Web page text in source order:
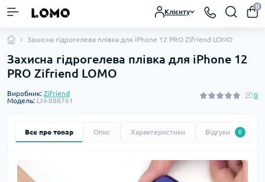
Клієнту
0
Захисна гідрогелева плівка для iPhone 12 PRO Zifriend LOMO
Захисна гідрогелева плівка для iPhone 12
PRO Zifriend LOMO
Виробник: Zifriend
Модель: LM-888761
0
Все про товар Опис Характеристики Відгуки 0